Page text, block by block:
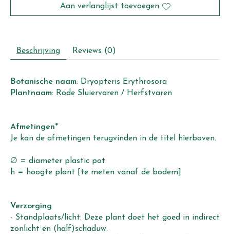
Aan verlanglijst toevoegen
Beschrijving Reviews (0)
Botanische naam: Dryopteris Erythrosora
Plantnaam: Rode Sluiervaren / Herfstvaren
Afmetingen*
Je kan de afmetingen terugvinden in de titel hierboven.
∅ = diameter plastic pot
h = hoogte plant [te meten vanaf de bodem]
Verzorging
- Standplaats/licht: Deze plant doet het goed in indirect
zonlicht en (half)schaduw.